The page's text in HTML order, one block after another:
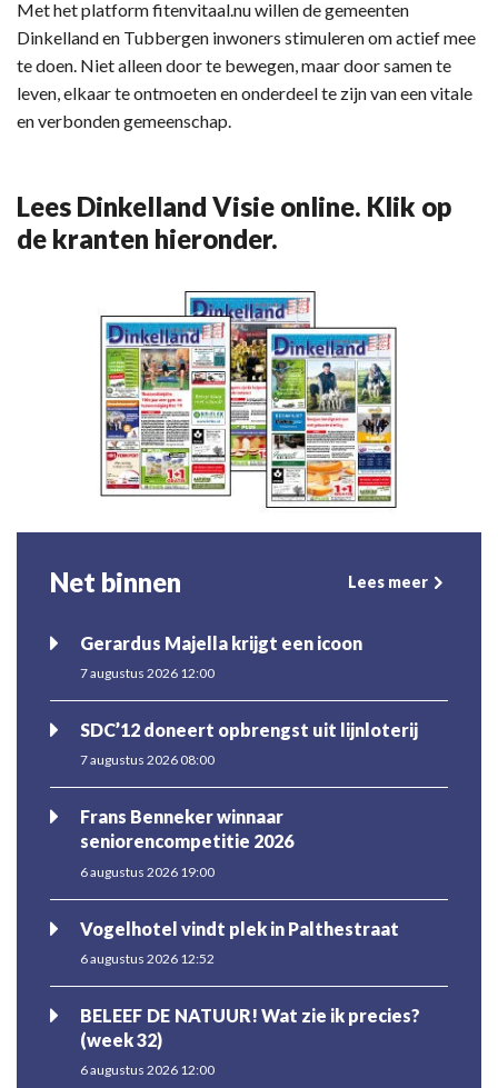
Met het platform fitenvitaal.nu willen de gemeenten
Dinkelland en Tubbergen inwoners stimuleren om actief mee
te doen. Niet alleen door te bewegen, maar door samen te
leven, elkaar te ontmoeten en onderdeel te zijn van een vitale
en verbonden gemeenschap.
Lees Dinkelland Visie online. Klik op
de kranten hieronder.
Net binnen Lees meer
Gerardus Majella krijgt een icoon
7 augustus 2026 12:00
SDC’12 doneert opbrengst uit lijnloterij
7 augustus 2026 08:00
Frans Benneker winnaar
seniorencompetitie 2026
6 augustus 2026 19:00
Vogelhotel vindt plek in Palthestraat
6 augustus 2026 12:52
BELEEF DE NATUUR! Wat zie ik precies?
(week 32)
6 augustus 2026 12:00